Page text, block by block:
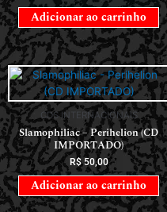
Adicionar ao carrinho
CDS INTERNACIONAIS
Slamophiliac – Perihelion (CD
IMPORTADO)
R$50,00
Adicionar ao carrinho